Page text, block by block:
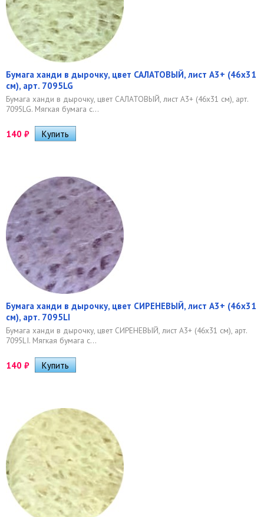
Бумага ханди в дырочку, цвет САЛАТОВЫЙ, лист А3+ (46х31
см), арт. 7095LG
Бумага ханди в дырочку, цвет САЛАТОВЫЙ, лист А3+ (46х31 см), арт.
7095LG. ​Мягкая бумага с...
140 ₽
Бумага ханди в дырочку, цвет СИРЕНЕВЫЙ, лист А3+ (46х31
см), арт. 7095LI
Бумага ханди в дырочку, цвет СИРЕНЕВЫЙ, лист А3+ (46х31 см), арт.
7095LI. ​Мягкая бумага с...
140 ₽